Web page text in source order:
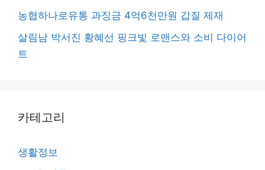
농협하나로유통 과징금 4억6천만원 갑질 제재
살림남 박서진 황혜선 핑크빛 로맨스와 소비 다이어
트
카테고리
생활정보